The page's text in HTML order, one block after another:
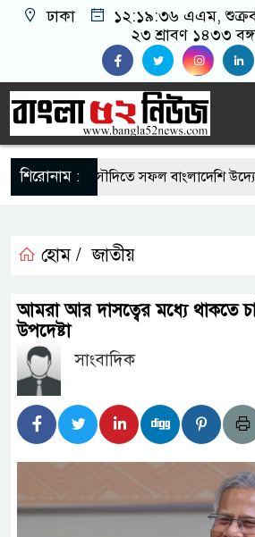
ঢাকা ১২:১৯:৩৬ এএম,
২৩ শ্রাবণ ১৪৩৩
শিরোনাম :
সুযোগে সৌদিতে সফল বাংলাদেশি
মিলল মাইক্রোপ্লাস্টিক, বেশি কই মাছে
ব্যবসায়িক অগ্রযাত্রায় নতুন অধ্যায়
স্থিতিশীল সরকার,প্রবাসীদের বিনিয়োগের
স্থিতিশীল সরকার,প্রবাসীদের বিনিয়োগের
নিচে গাঁজার ড্রাম, মাদক কারবারি আটক
হোম / জাতীয়
আমরা আর দাসত্বের মধ্যে থাকতে
উপদেষ্টা
সাংবাদিক